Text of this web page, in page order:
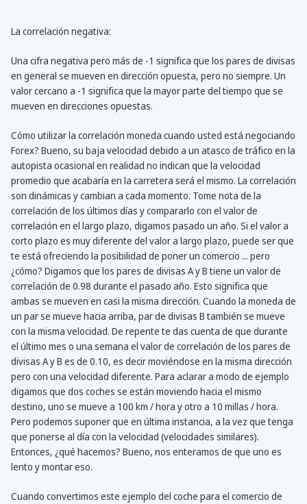
La correlación negativa:
Una cifra negativa pero más de -1 significa que los pares de divisas
en general se mueven en dirección opuesta, pero no siempre. Un
valor cercano a -1 significa que la mayor parte del tiempo que se
mueven en direcciones opuestas.
Cómo utilizar la correlación moneda cuando usted está negociando
Forex? Bueno, su baja velocidad debido a un atasco de tráfico en la
autopista ocasional en realidad no indican que la velocidad
promedio que acabaría en la carretera será el mismo. La correlación
son dinámicas y cambian a cada momento. Tome nota de la
correlación de los últimos días y compararlo con el valor de
correlación en el largo plazo, digamos pasado un año. Si el valor a
corto plazo es muy diferente del valor a largo plazo, puede ser que
te está ofreciendo la posibilidad de poner un comercio ... pero
¿cómo? Digamos que los pares de divisas A y B tiene un valor de
correlación de 0.98 durante el pasado año. Esto significa que
ambas se mueven en casi la misma dirección. Cuando la moneda de
un par se mueve hacia arriba, par de divisas B también se mueve
con la misma velocidad. De repente te das cuenta de que durante
el último mes o una semana el valor de correlación de los pares de
divisas A y B es de 0.10, es decir moviéndose en la misma dirección
pero con una velocidad diferente. Para aclarar a modo de ejemplo
digamos que dos coches se están moviendo hacia el mismo
destino, uno se mueve a 100 km / hora y otro a 10 millas / hora.
Pero podemos suponer que en última instancia, a la vez que tenga
que ponerse al día con la velocidad (velocidades similares).
Entonces, ¿qué hacemos? Bueno, nos enteramos de que uno es
lento y montar eso.
Cuando convertimos este ejemplo del coche para el comercio de